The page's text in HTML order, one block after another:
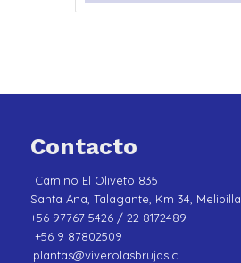
Contacto
Camino El Oliveto 835
Santa Ana, Talagante, Km 34, Melipilla
+56 97767 5426 / 22 8172489
+56 9 87802509
plantas@viverolasbrujas.cl